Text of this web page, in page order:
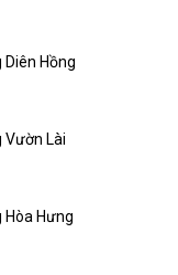
Hồng
Vườn Lài
Hưng